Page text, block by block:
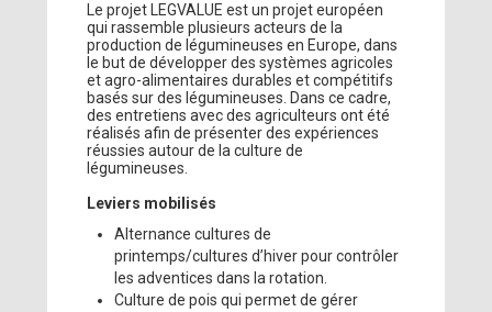
Le projet LEGVALUE est un projet européen
qui rassemble plusieurs acteurs de la
production de légumineuses en Europe, dans
le but de développer des systèmes agricoles
et agro-alimentaires durables et compétitifs
basés sur des légumineuses. Dans ce cadre,
des entretiens avec des agriculteurs ont été
réalisés afin de présenter des expériences
réussies autour de la culture de
légumineuses.
Leviers mobilisés
Alternance cultures de
printemps/cultures d’hiver pour contrôler
les adventices dans la rotation.
Culture de pois qui permet de gérer